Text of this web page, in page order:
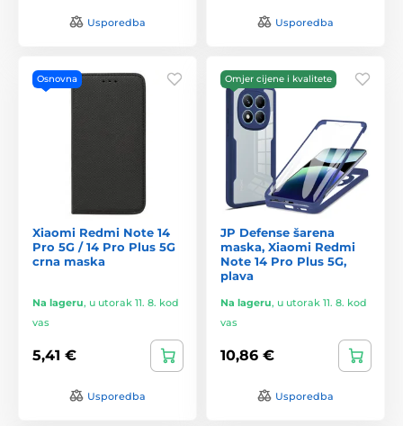
Usporedba Usporedba
Osnovna
Xiaomi Redmi Note 14
Pro 5G / 14 Pro Plus 5G
crna maska
Na lageru, u utorak 11. 8. kod
vas
5,41 €
Usporedba
Omjer cijene i kvalitete
JP Defense šarena
maska, Xiaomi Redmi
Note 14 Pro Plus 5G,
plava
Na lageru, u utorak 11. 8. kod
vas
10,86 €
Usporedba